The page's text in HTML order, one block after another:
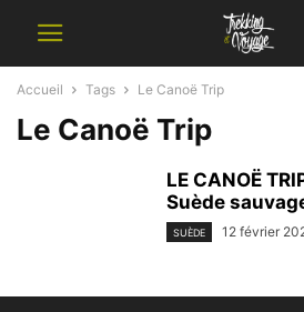
Accueil Tags Le Canoë Trip
Le Canoë Trip
LE CANOË
Suède
SUÈDE 12 février